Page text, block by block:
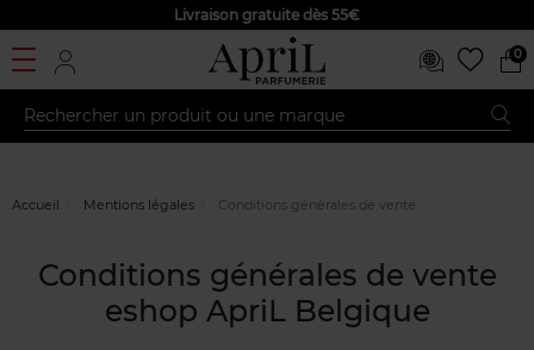
Livraison gratuite dès 55€
0
Accueil Mentions légales Conditions générales de vente
Conditions générales de vente
eshop ApriL Belgique